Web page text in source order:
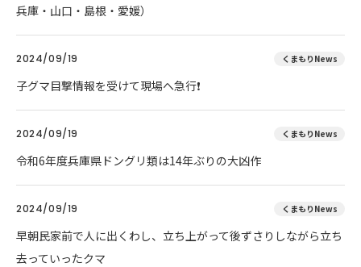
兵庫・山口・島根・愛媛）
2024/09/19 くまもりNews
子グマ目撃情報を受けて現場へ急行❗
2024/09/19 くまもりNews
令和6年度兵庫県ドングリ類は14年ぶりの大凶作
2024/09/19 くまもりNews
早朝民家前で人に出くわし、立ち上がって後ずさりしながら立ち
去っていったクマ